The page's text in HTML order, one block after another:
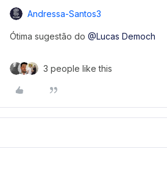
Andressa-Santos3
Ótima sugestão do @Lucas Democh
3 people like this